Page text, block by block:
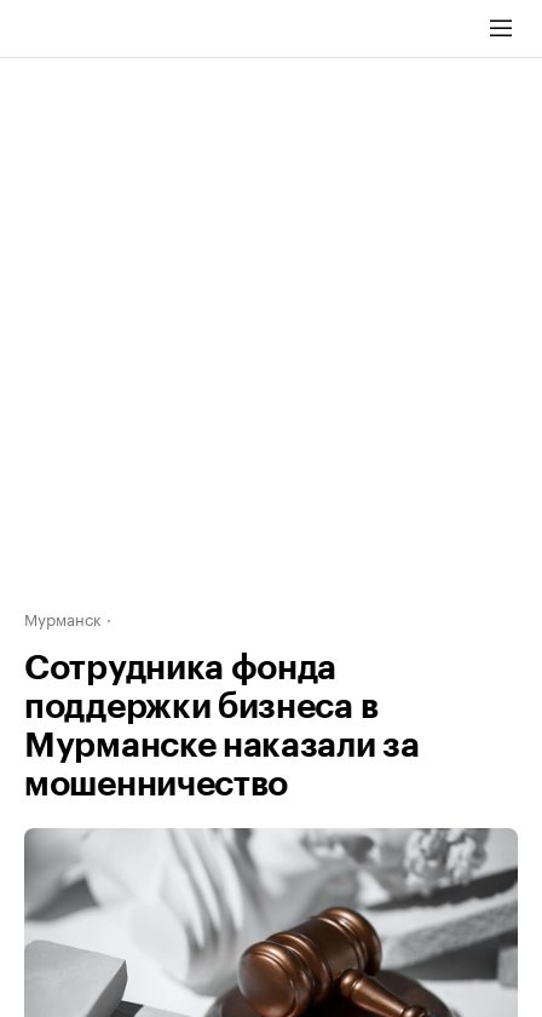
Мурманск
Сотрудника фонда
поддержки бизнеса в
Мурманске наказали за
мошенничество